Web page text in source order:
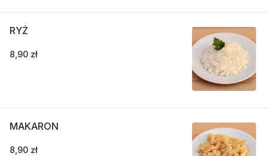
RYŻ
8,90 zł
MAKARON
8,90 zł